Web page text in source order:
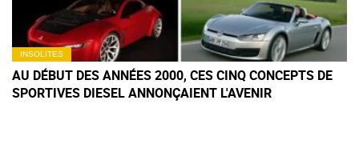
INSOLITES
AU DÉBUT DES ANNÉES 2000, CES CINQ CONCEPTS DE
SPORTIVES DIESEL ANNONÇAIENT L'AVENIR